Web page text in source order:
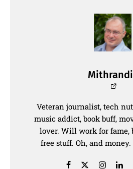
Veteran journalist, tech
music addict, book buff,
lover. Will work for fame,
free stuff. Oh, and